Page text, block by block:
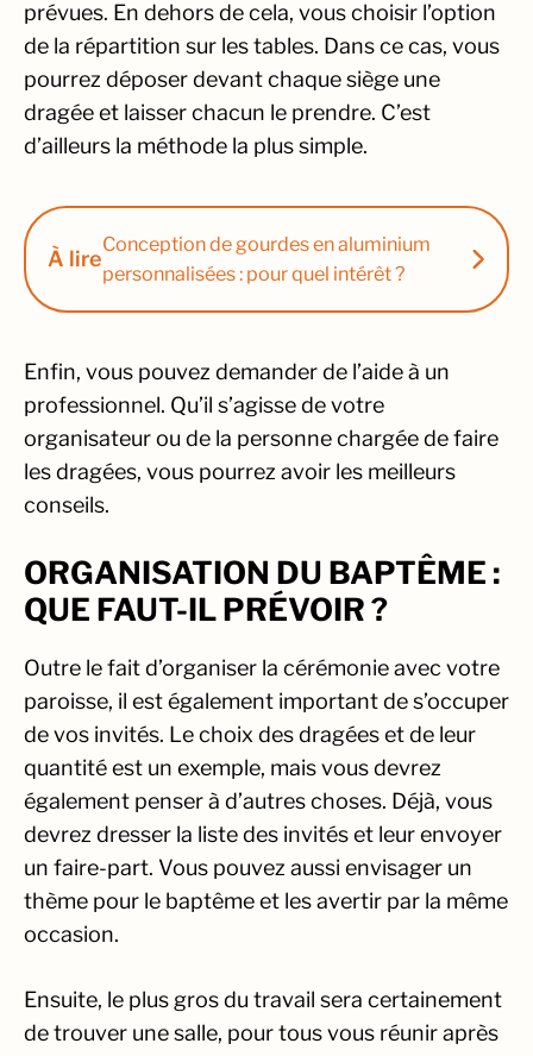
prévues. En dehors de cela, vous choisir l’option
de la répartition sur les tables. Dans ce cas, vous
pourrez déposer devant chaque siège une
dragée et laisser chacun le prendre. C’est
d’ailleurs la méthode la plus simple.
À lire
Conception de gourdes en aluminium
personnalisées : pour quel intérêt ?
Enfin, vous pouvez demander de l’aide à un
professionnel. Qu’il s’agisse de votre
organisateur ou de la personne chargée de faire
les dragées, vous pourrez avoir les meilleurs
conseils.
ORGANISATION DU BAPTÊME :
QUE FAUT-IL PRÉVOIR ?
Outre le fait d’organiser la cérémonie avec votre
paroisse, il est également important de s’occuper
de vos invités. Le choix des dragées et de leur
quantité est un exemple, mais vous devrez
également penser à d’autres choses. Déjà, vous
devrez dresser la liste des invités et leur envoyer
un faire-part. Vous pouvez aussi envisager un
thème pour le baptême et les avertir par la même
occasion.
Ensuite, le plus gros du travail sera certainement
de trouver une salle, pour tous vous réunir après